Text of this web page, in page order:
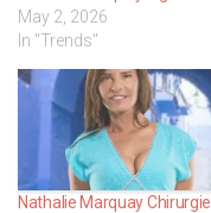
May 2, 2026
In "Trends"
Nathalie Marquay Chirurgie